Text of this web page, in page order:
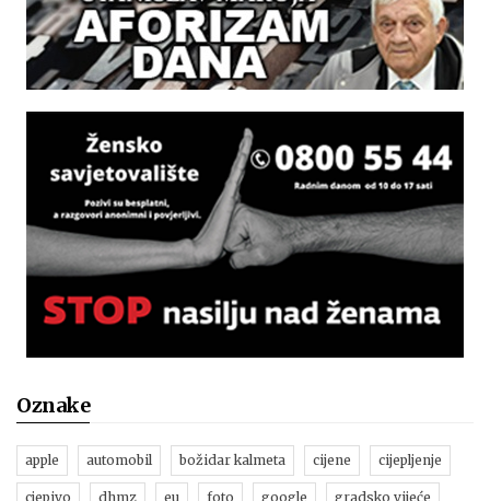
Oznake
apple automobil božidar kalmeta cijene cijepljenje
cjepivo dhmz eu foto google gradsko vijeće